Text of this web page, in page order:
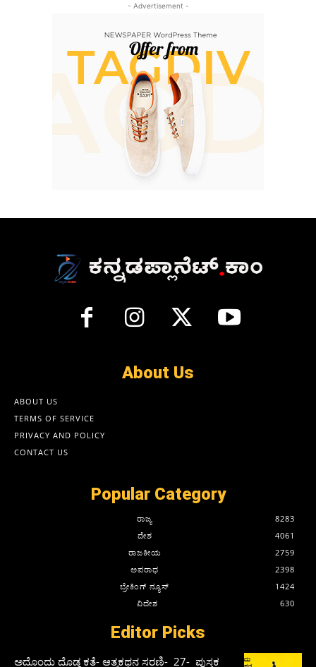
- Advertisement -
About Us
ABOUT US
TERMS OF SERVICE
PRIVACY AND POLICY
CONTACT US
Popular Category
ರಾಜ್ಯ
8283
ದೇಶ
4061
ರಾಜಕೀಯ
2759
ಅಪರಾಧ
2398
ಬ್ರೇಕಿಂಗ್ ನ್ಯೂಸ್
1424
ವಿದೇಶ
630
Editor Picks
ಅದೊಂದು ದೊಡ್ಡ ಕತೆ- ಆತ್ಮಕಥನ ಸರಣಿ- 27- ಪುಸ್ತಕ